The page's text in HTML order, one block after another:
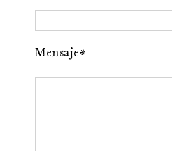
Mensaje*